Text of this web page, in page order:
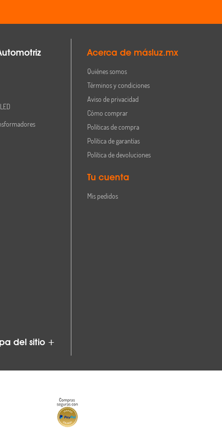
del sitio +
Acerca de másluz.mx
Quiénes somos
Términos y condiciones
Aviso de privacidad
Cómo comprar
Políticas de compra
Política de garantías
Política de devoluciones
Tu cuenta
Mis pedidos